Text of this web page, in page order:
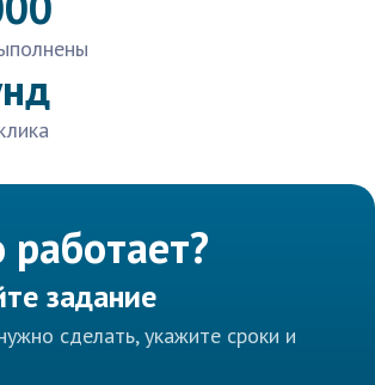
работает?
задание
сделать, укажите сроки и